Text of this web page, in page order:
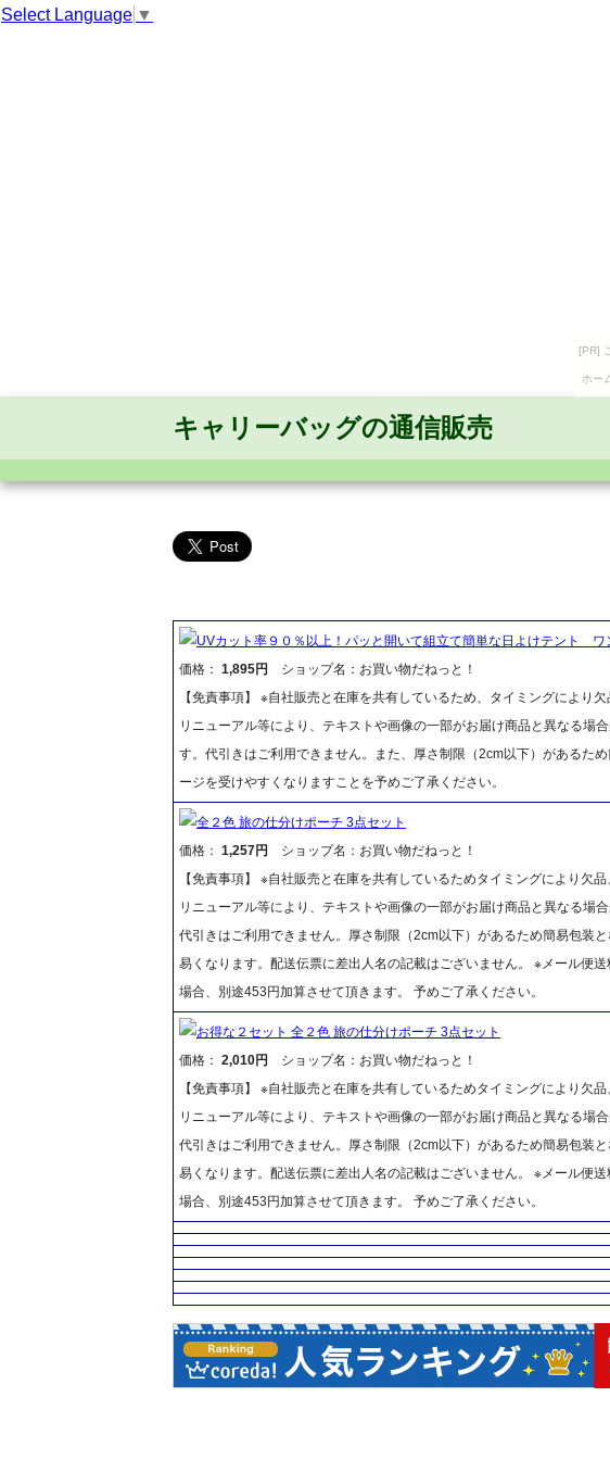
Select Language ▼
[PR]
ホー
キャリーバッグの通信販売
UVカット率９０％以上！パッと開いて組立て簡単な日よけテント ワ
価格： 1,895円
ショップ名：お買い物だねっと！
【免責事項】 ※自社販売と在庫を共有しているため、タイミングにより
リニューアル等により、テキストや画像の一部がお届け商品と異なる場
す。代引きはご利用できません。また、厚さ制限（2cm以下）があるた
ージを受けやすくなりますことを予めご了承ください。
全２色 旅の仕分けポーチ 3点セット
価格： 1,257円
ショップ名：お買い物だねっと！
【免責事項】 ※自社販売と在庫を共有しているためタイミングにより欠
リニューアル等により、テキストや画像の一部がお届け商品と異なる場
代引きはご利用できません。厚さ制限（2cm以下）があるため簡易包装
易くなります。配送伝票に差出人名の記載はございません。 ※メール便
場合、別途453円加算させて頂きます。 予めご了承ください。
お得な２セット 全２色 旅の仕分けポーチ 3点セット
価格： 2,010円
ショップ名：お買い物だねっと！
【免責事項】 ※自社販売と在庫を共有しているためタイミングにより欠
リニューアル等により、テキストや画像の一部がお届け商品と異なる場
代引きはご利用できません。厚さ制限（2cm以下）があるため簡易包装
易くなります。配送伝票に差出人名の記載はございません。 ※メール便
場合、別途453円加算させて頂きます。 予めご了承ください。